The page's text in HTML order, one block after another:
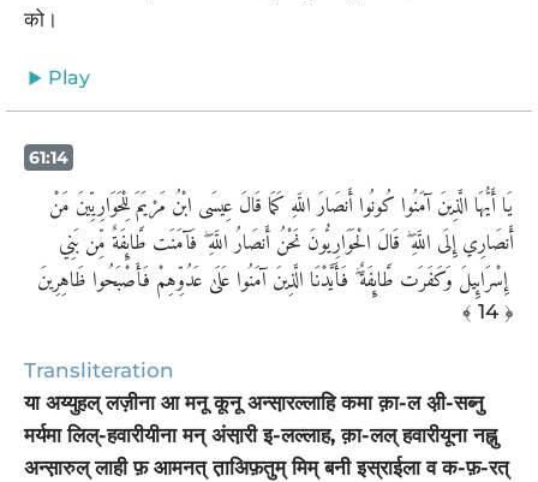
को।
Play
61:14
يَا أَيُّهَا الَّذِينَ آمَنُوا كُونُوا أَنصَارَ اللَّهِ كَمَا قَالَ عِيسَى ابْنُ مَرْيَمَ لِلْحَوَارِيِّينَ مَنْ
أَنصَارِي إِلَى اللَّهِ ۖ قَالَ الْحَوَارِيُّونَ نَحْنُ أَنصَارُ اللَّهِ ۖ فَآمَنَت طَّائِفَةٌ مِّن بَنِي
﴾ 14 ﴿
Transliteration
या अय्युहल् लज़ीना आ मनू कूनू अन्सा़रल्लाहि कमा क़ा-ल अ़ी-सब्नु
मर्यमा लिल्-हवारीयीना मन् अंसा़री इ-लल्लाह, क़ा-लल् हवारीयूना नह्नु
अन्स़ारुल् लाही फ़ आमनत् त़ाअिफ़तुम् मिम् बनी इस्राईला व क-फ़-रत्